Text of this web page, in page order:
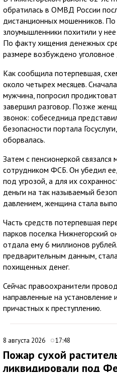
обратилась в ОМВД России
дистанционных мошенников.
злоумышленники похитили у
По факту хищения денежных
размере возбуждено
Как сообщила потерпевшая,
около четырех месяцев.
мужчина, попросил
завершил разговор. Позже
звонок: собеседница
безопасности портала
оборвалась.
Затем с пенсионеркой связался
сотрудником ФСБ. Он убедил
под угрозой, а для их
деньги на так называемый
давлением, женщина стала
Часть средств потерпевшая
парков поселка Нижнегорский
отдала ему 6 миллионов
предварительным данным,
похищенных денег.
Сейчас правоохранители
направленные на установление
причастных к преступлению.
8 августа 2026 17:48
Пожар сухой
ликвидировали под